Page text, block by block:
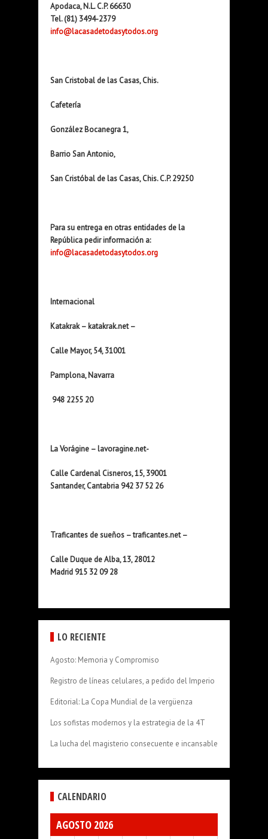
Apodaca, N.L. C.P. 66630
Tel. (81) 3494-2379
info@lacasadetodasytodos.org
San Cristobal de las Casas, Chis.
Cafetería
González Bocanegra 1,
Barrio San Antonio,
San Cristóbal de las Casas, Chis. C.P. 29250
Para su entrega en otras entidades de la
República pedir información a:
info@lacasadetodasytodos.org
Internacional
Katakrak – katakrak.net –
Calle Mayor, 54, 31001
Pamplona, Navarra
948 2255 20
La Vorágine – lavoragine.net-
Calle Cardenal Cisneros, 15, 39001
Santander, Cantabria 942 37 52 26
Traficantes de sueños – traficantes.net –
Calle Duque de Alba, 13, 28012
Madrid 915 32 09 28
LO RECIENTE
Agosto: Memoria y Compromiso
Registro de líneas celulares, a pedido del Imperio
Editorial: La Copa Mundial de la vergüenza
Los sofistas modernos y la estrategia de la 4T
La lucha del magisterio consecuente e incansable
CALENDARIO
AGOSTO 2026